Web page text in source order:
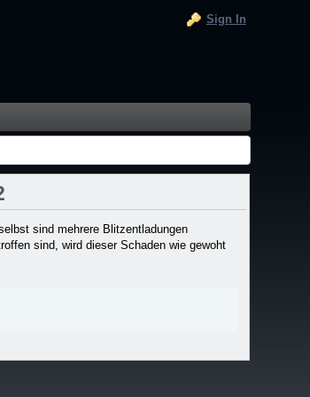
Sign In
sind mehrere Blitzentladungen
sind, wird dieser Schaden wie gewoht